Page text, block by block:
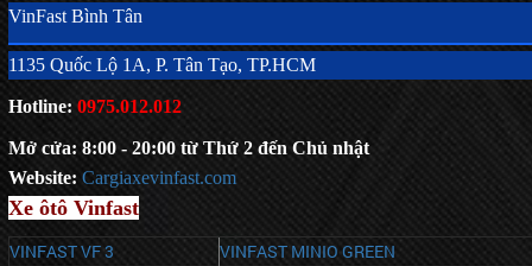
VinFast Bình Tân
1135 Quốc Lộ 1A, P. Tân Tạo, TP.HCM
Hotline: 0975.012.012
Mở cửa: 8:00 - 20:00 từ Thứ 2 đến Chủ nhật
Website: Cargiaxevinfast.com
Xe ôtô Vinfast
VINFAST VF 3
VINFAST MINIO GREEN